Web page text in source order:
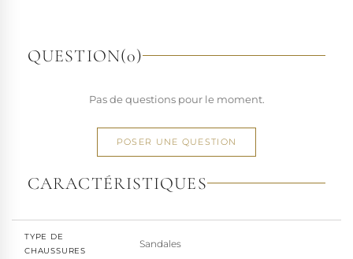
elle a étendu son savoir-faire à d'autres univers. Pleaser est
aujourd'hui distribuée dans 110 pays.
de la mode, Pleaser propose des collections ultra féminines
une large gamme de pointures. Parce qu'un style ne
devrait jamais se réduire à une question de centimètres, la
marque défend une idée simple : permettre à chacun
d'exprimer, sans contrainte, qui il veut être.
QUESTION(0)
Pas de questions pour le moment.
POSER UNE QUESTION
CARACTÉRISTIQUES
TYPE DE
CHAUSSURES
Sandales